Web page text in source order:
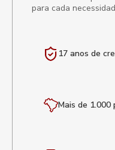
para cada
17 anos de
Mais de